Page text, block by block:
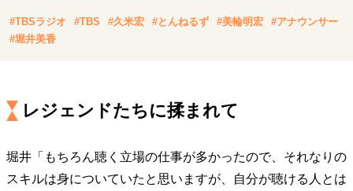
セカンドキャリアの描き方
独立という決断
大人の学び直し
経営・ビジネス
トップが描く未来
#TBSラジオ #TBS #久米宏 #とんねるず #美輪明宏
#アナウンサー
#堀井美香
レジェンドたちに揉まれて
堀井「もちろん聴く立場の仕事が多かったので、それなりの
スキルは身についていたと思いますが、自分が聴ける人とは